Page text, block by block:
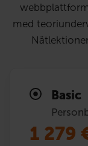
med
Basic
1 279